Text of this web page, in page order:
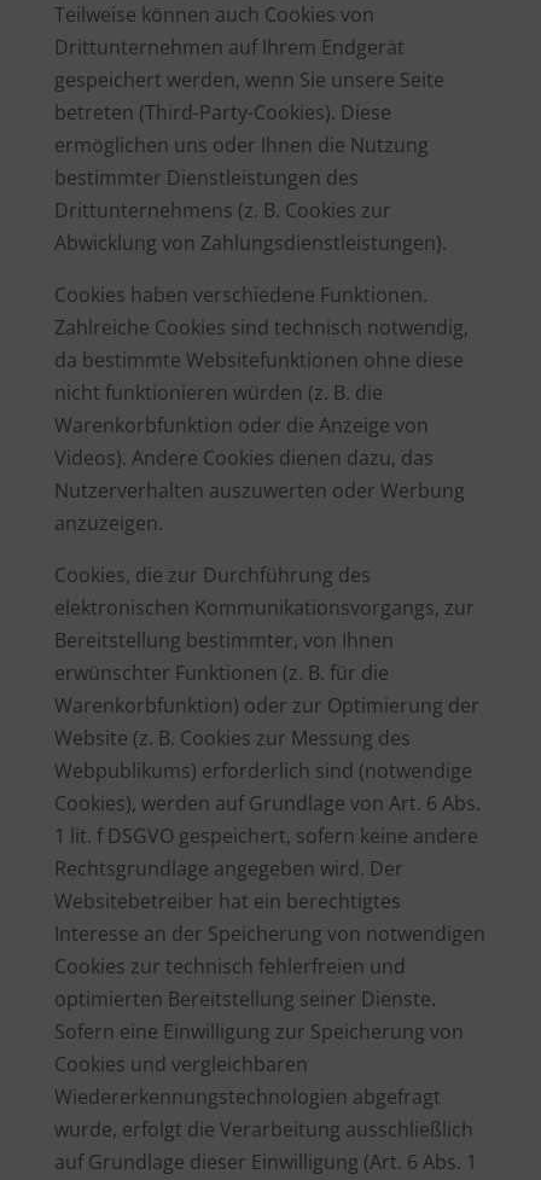
Teilweise können auch Cookies von
Drittunternehmen auf Ihrem Endgerät
gespeichert werden, wenn Sie unsere Seite
betreten (Third-Party-Cookies). Diese
ermöglichen uns oder Ihnen die Nutzung
bestimmter Dienstleistungen des
Drittunternehmens (z. B. Cookies zur
Abwicklung von Zahlungsdienstleistungen).
Cookies haben verschiedene Funktionen.
Zahlreiche Cookies sind technisch notwendig,
da bestimmte Websitefunktionen ohne diese
nicht funktionieren würden (z. B. die
Warenkorbfunktion oder die Anzeige von
Videos). Andere Cookies dienen dazu, das
Nutzerverhalten auszuwerten oder Werbung
anzuzeigen.
Cookies, die zur Durchführung des
elektronischen Kommunikationsvorgangs, zur
Bereitstellung bestimmter, von Ihnen
erwünschter Funktionen (z. B. für die
Warenkorbfunktion) oder zur Optimierung der
Website (z. B. Cookies zur Messung des
Webpublikums) erforderlich sind (notwendige
Cookies), werden auf Grundlage von Art. 6 Abs.
1 lit. f DSGVO gespeichert, sofern keine andere
Rechtsgrundlage angegeben wird. Der
Websitebetreiber hat ein berechtigtes
Interesse an der Speicherung von notwendigen
Cookies zur technisch fehlerfreien und
optimierten Bereitstellung seiner Dienste.
Sofern eine Einwilligung zur Speicherung von
Cookies und vergleichbaren
Wiedererkennungstechnologien abgefragt
wurde, erfolgt die Verarbeitung ausschließlich
auf Grundlage dieser Einwilligung (Art. 6 Abs. 1